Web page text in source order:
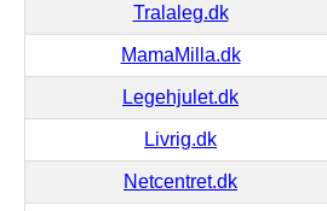
Tralaleg.dk
MamaMilla.dk
Legehjulet.dk
Livrig.dk
Netcentret.dk